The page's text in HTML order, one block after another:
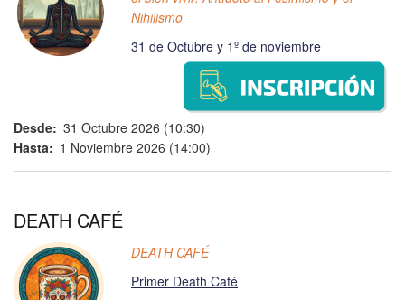
Nihilismo
31 de Octubre y 1º de noviembre
Desde 31 Octubre 2026 (10:30)
Hasta
1 Noviembre 2026 (14:00)
DEATH CAFÉ
DEATH CAFÉ
Primer Death Café